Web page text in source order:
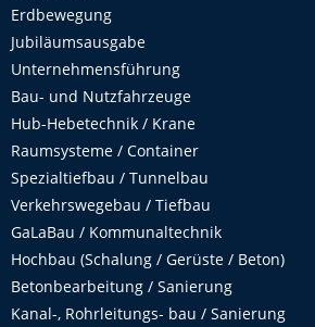
Erdbewegung
Jubiläumsausgabe
Unternehmensführung
Bau- und Nutzfahrzeuge
Hub-Hebetechnik / Krane
Raumsysteme / Container
Spezialtiefbau / Tunnelbau
Verkehrswegebau / Tiefbau
GaLaBau / Kommunaltechnik
Hochbau (Schalung / Gerüste / Beton)
Betonbearbeitung / Sanierung
Kanal-, Rohrleitungs- bau / Sanierung